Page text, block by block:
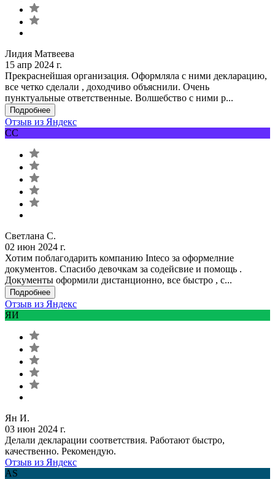
Лидия Матвеева
15 апр 2024 г.
Прекраснейшая организация. Оформляла с ними декларацию,
все четко сделали , доходчиво объяснили. Очень
пунктуальные ответственные. Волшебство с ними р...
Подробнее
Отзыв из Яндекс
СС
Светлана С.
02 июн 2024 г.
Хотим поблагодарить компанию Inteco за оформелние
документов. Спасибо девочкам за содейсвие и помощь .
Документы оформили дистанционно, все быстро , с...
Подробнее
Отзыв из Яндекс
ЯИ
Ян И.
03 июн 2024 г.
Делали декларации соответствия. Работают быстро,
качественно. Рекомендую.
Отзыв из Яндекс
AS